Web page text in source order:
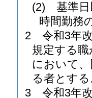
(2)
基準
時間勤務
2
令和3年
規定する
において
る者とす
3
令和3年